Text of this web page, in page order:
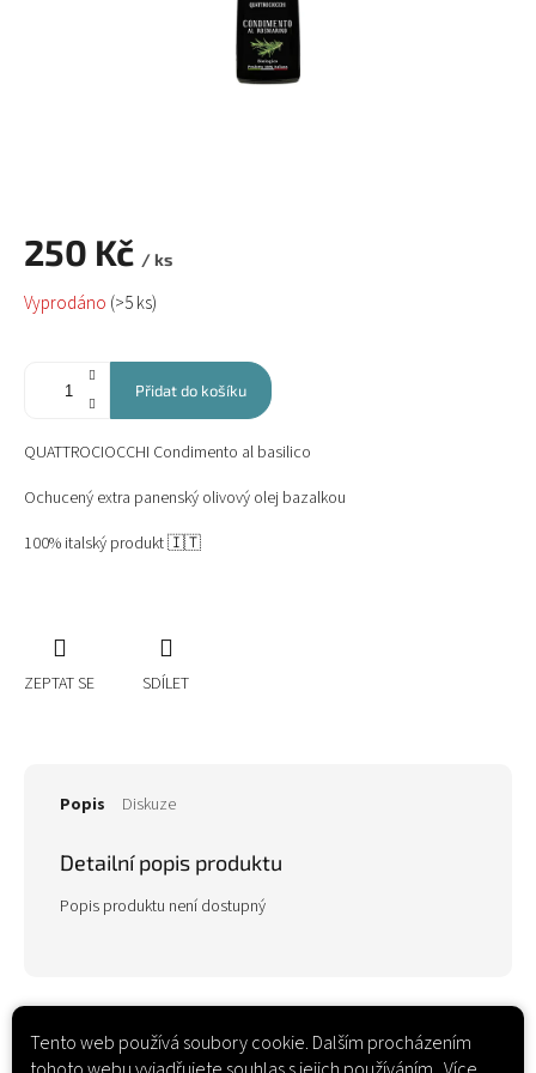
Tento web používá soubory cookie. Dalším procházením
250 Kč / ks
Měrná
cena:
Vyprodáno (>5 ks)
Přidat do košíku
QUATTROCIOCCHI Condimento al basilico
Ochucený extra panenský olivový olej bazalkou
100% italský produkt 🇮🇹
ZEPTAT SE SDÍLET
Popis Diskuze
Detailní popis produktu
Popis produktu není dostupný